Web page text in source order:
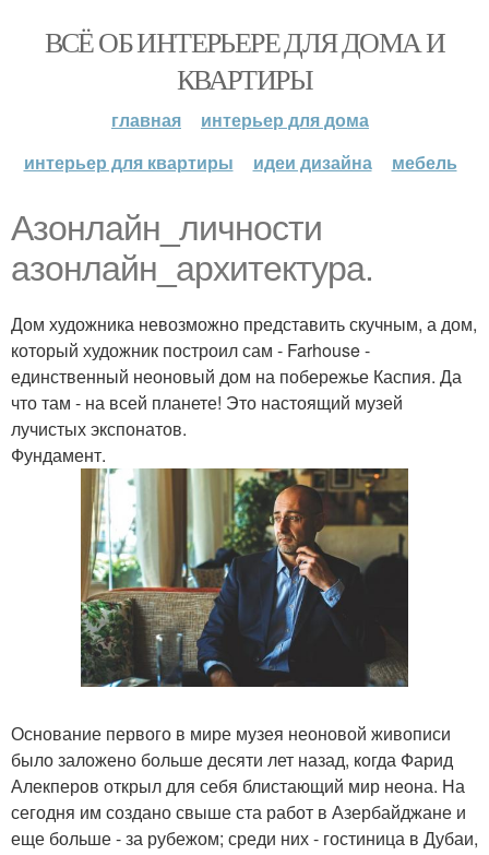
ВСЁ ОБ ИНТЕРЬЕРЕ ДЛЯ ДОМА И
КВАРТИРЫ
главная
интерьер для дома
интерьер для квартиры
идеи дизайна мебель
Азонлайн_личности
азонлайн_архитектура.
Дом художника невозможно представить скучным, а дом,
который художник построил сам - Farhouse -
единственный неоновый дом на побережье Каспия. Да
что там - на всей планете! Это настоящий музей
лучистых экспонатов.
Фундамент.
Основание первого в мире музея неоновой живописи
было заложено больше десяти лет назад, когда Фарид
Алекперов открыл для себя блистающий мир неона. На
сегодня им создано свыше ста работ в Азербайджане и
еще больше - за рубежом; среди них - гостиница в Дубаи,